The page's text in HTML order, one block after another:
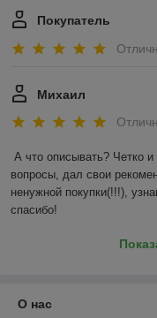
Покупатель
Михаил
А что описывать? Четко
вопросы, дал свои
ненужной покупки(!!!),
спасибо!
О нас